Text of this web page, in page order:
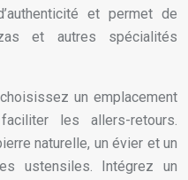
et permet de
et autres spécialités
un emplacement
les allers-retours.
naturelle, un évier et un
ustensiles. Intégrez un